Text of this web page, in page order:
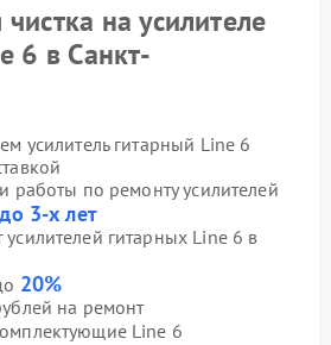
на усилителе
6 в Санкт-
усилитель гитарный Line 6
работы по ремонту усилителей
до 3-х лет
гитарных Line 6 в
20%
на ремонт
Line 6